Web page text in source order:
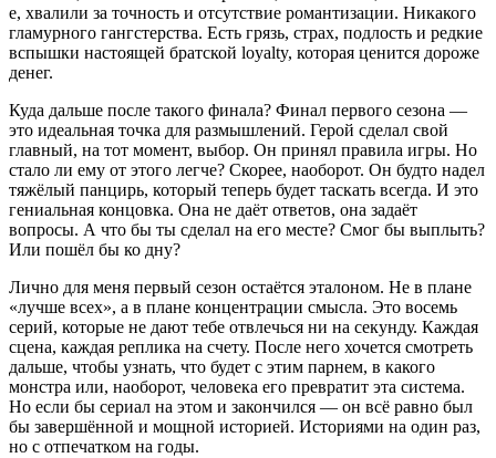
е, хвалили за точность и отсутствие романтизации. Никакого
гламурного гангстерства. Есть грязь, страх, подлость и редкие
вспышки настоящей братской loyalty, которая ценится дороже
денег.
Куда дальше после такого финала? Финал первого сезона —
это идеальная точка для размышлений. Герой сделал свой
главный, на тот момент, выбор. Он принял правила игры. Но
стало ли ему от этого легче? Скорее, наоборот. Он будто надел
тяжёлый панцирь, который теперь будет таскать всегда. И это
гениальная концовка. Она не даёт ответов, она задаёт
вопросы. А что бы ты сделал на его месте? Смог бы выплыть?
Или пошёл бы ко дну?
Лично для меня первый сезон остаётся эталоном. Не в плане
«лучше всех», а в плане концентрации смысла. Это восемь
серий, которые не дают тебе отвлечься ни на секунду. Каждая
сцена, каждая реплика на счету. После него хочется смотреть
дальше, чтобы узнать, что будет с этим парнем, в какого
монстра или, наоборот, человека его превратит эта система.
Но если бы сериал на этом и закончился — он всё равно был
бы завершённой и мощной историей. Историями на один раз,
но с отпечатком на годы.